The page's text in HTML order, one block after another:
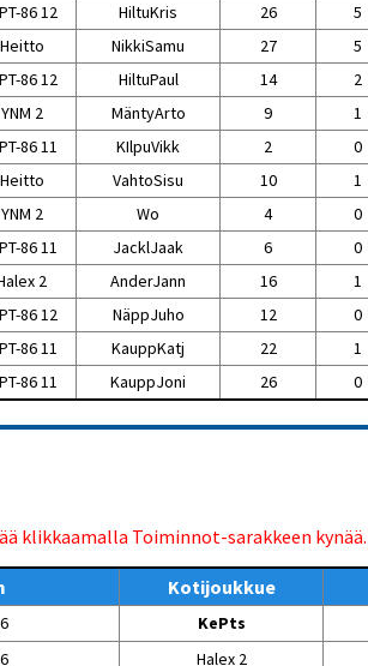
86 12 HiltuKris 26 5
Heitto NikkiSamu 27 5
86 12 HiltuPaul 14 2
YNM 2 MäntyArto 9 1
86 11 KIlpuVikk 2 0
Heitto VahtoSisu 10 1
YNM 2 Wo 4 0
86 11 JacklJaak 6 0
2 AnderJann 16 1
86 12 NäppJuho 12 0
86 11 KauppKatj 22 1
86 11 KauppJoni 26 0
klikkaamalla Toiminnot-sarakkeen kynää.
Kotijoukkue
KePts
Halex 2